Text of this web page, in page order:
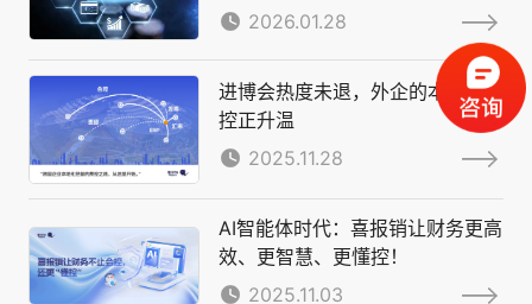
优化为智能筛查与人工重点核查
相结合的新模式，可无缝对接企
业现有系统实现快速落地，有效
缩短审核与报销周期，精简基础
2026.01.28
进博会热度未退，外企的本地化费
控正升温
2025.11.28
AI智能体时代：喜报销让财务更高
效、更智慧、更懂控！
2025.11.03